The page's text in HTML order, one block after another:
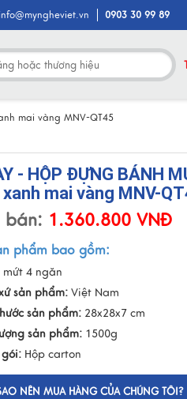
info@myngheviet.vn 0903 30 99 89
mai vàng MNV-QT45
- HỘP ĐỰNG BÁNH
xanh mai vàng MNV-
bán: 1.360.800 VNĐ
phẩm bao gồm:
mứt 4 ngăn
sản phẩm: Việt Nam
sản phẩm: 28x28x7 cm
sản phẩm: 1500g
Hộp carton
NÊN MUA HÀNG CỦA CHÚNG TÔI?